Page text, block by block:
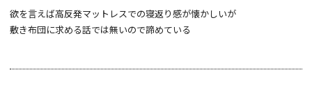
欲を言えば高反発マットレスでの寝返り感が懐かしいが
敷き布団に求める話では無いので諦めている